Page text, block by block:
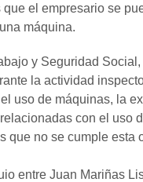
el empresario se
máquina.
y Seguridad
la actividad
uso de máquinas, la
con el uso
que no se cumple esta
entre Juan Mariñas